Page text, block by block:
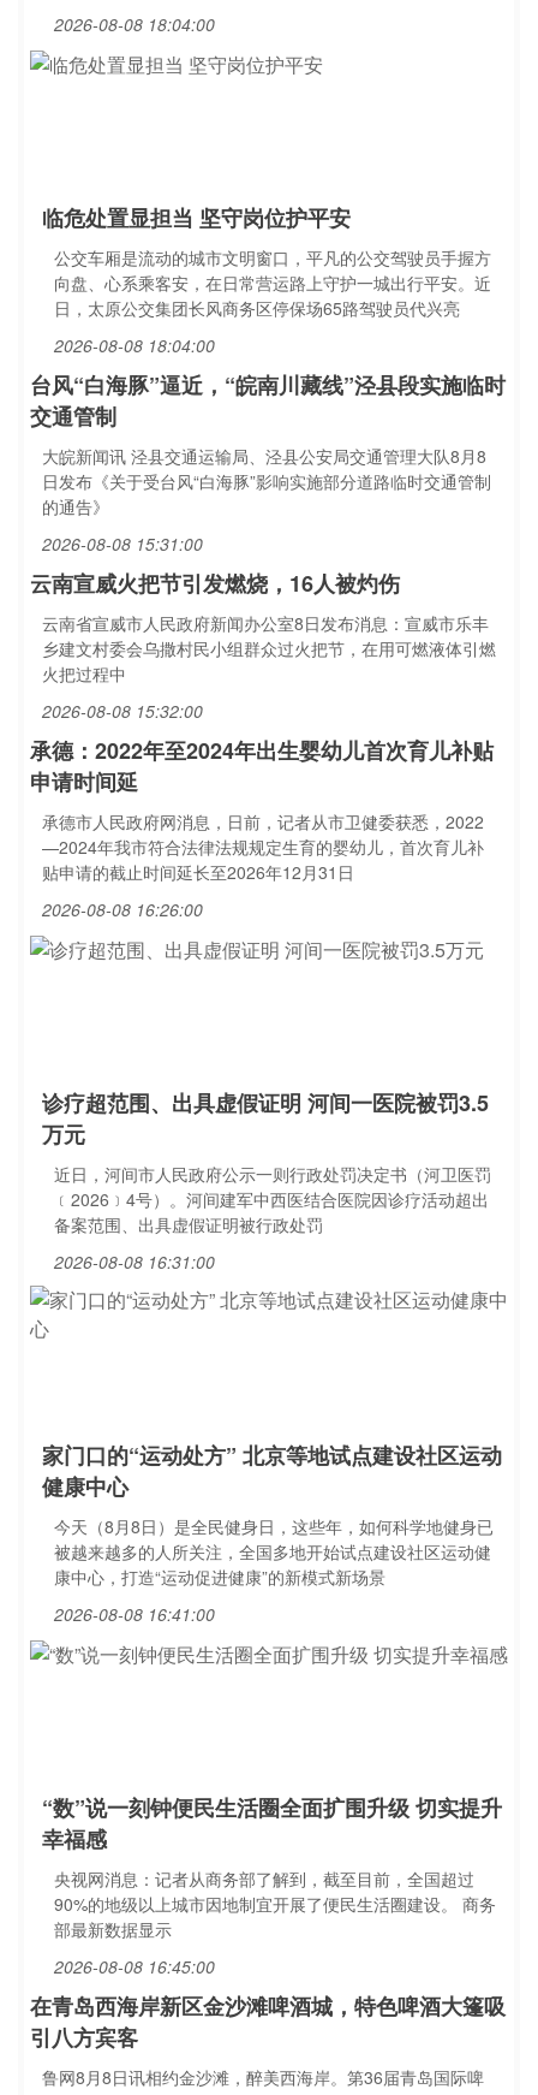
2026-08-08 18:04:00
临危处置显担当 坚守岗位护平安
公交车厢是流动的城市文明窗口，平凡的公交驾驶员手握方
向盘、心系乘客安，在日常营运路上守护一城出行平安。近
日，太原公交集团长风商务区停保场65路驾驶员代兴亮
2026-08-08 18:04:00
台风“白海豚”逼近，“皖南川藏线”泾县段实施临时
交通管制
大皖新闻讯 泾县交通运输局、泾县公安局交通管理大队8月8
日发布《关于受台风“白海豚”影响实施部分道路临时交通管制
的通告》
2026-08-08 15:31:00
云南宣威火把节引发燃烧，16人被灼伤
云南省宣威市人民政府新闻办公室8日发布消息：宣威市乐丰
乡建文村委会乌撒村民小组群众过火把节，在用可燃液体引燃
火把过程中
2026-08-08 15:32:00
承德：2022年至2024年出生婴幼儿首次育儿补贴
申请时间延
承德市人民政府网消息，日前，记者从市卫健委获悉，2022
—2024年我市符合法律法规规定生育的婴幼儿，首次育儿补
贴申请的截止时间延长至2026年12月31日
2026-08-08 16:26:00
诊疗超范围、出具虚假证明 河间一医院被罚3.5
万元
近日，河间市人民政府公示一则行政处罚决定书（河卫医罚
﹝2026﹞4号）。河间建军中西医结合医院因诊疗活动超出
备案范围、出具虚假证明被行政处罚
2026-08-08 16:31:00
家门口的“运动处方” 北京等地试点建设社区运动
健康中心
今天（8月8日）是全民健身日，这些年，如何科学地健身已
被越来越多的人所关注，全国多地开始试点建设社区运动健
康中心，打造“运动促进健康”的新模式新场景
2026-08-08 16:41:00
“数”说一刻钟便民生活圈全面扩围升级 切实提升
幸福感
央视网消息：记者从商务部了解到，截至目前，全国超过
90%的地级以上城市因地制宜开展了便民生活圈建设。 商务
部最新数据显示
2026-08-08 16:45:00
在青岛西海岸新区金沙滩啤酒城，特色啤酒大篷吸
引八方宾客
鲁网8月8日讯相约金沙滩，醉美西海岸。第36届青岛国际啤